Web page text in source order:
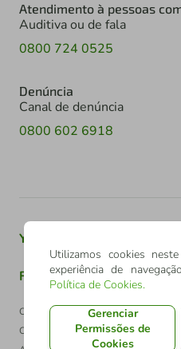
Atendimento à pessoas
Auditiva ou de fala
0800 724 0525
Denúncia
Canal de denúncia
0800 602 6918
Youtube
Facebook TikTok
Confederação Sicredi
CNPJ: 03.795.072/0001-60
Utilizamos cookies
experiência de
Política de Cookies.
Gerenciar
Permissões de
Cookies